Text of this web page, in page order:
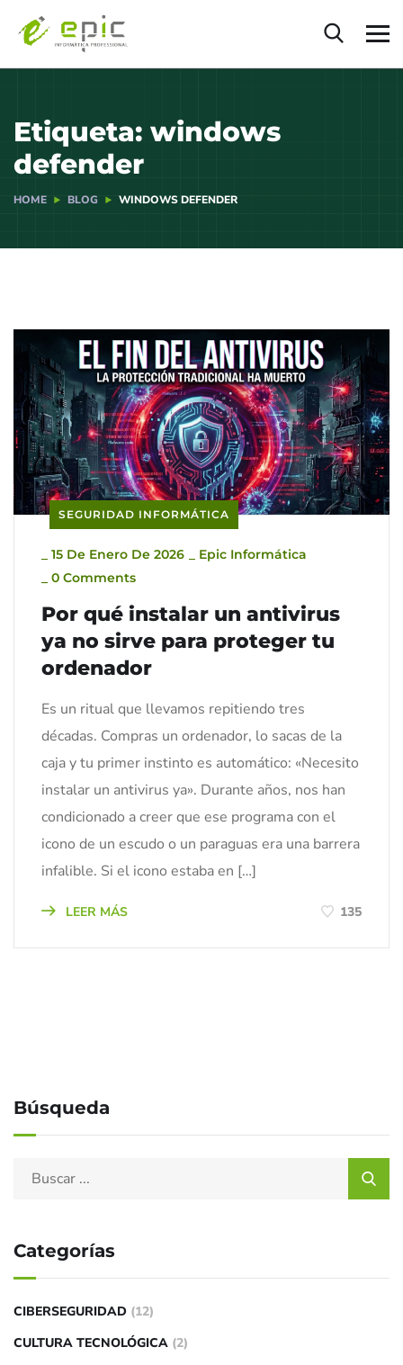
Etiqueta: windows
defender
HOME BLOG WINDOWS DEFENDER
SEGURIDAD INFORMÁTICA
15 De Enero De 2026
Epic Informática
0 Comments
Por qué instalar un antivirus
ya no sirve para proteger tu
ordenador
Es un ritual que llevamos repitiendo tres
décadas. Compras un ordenador, lo sacas de la
caja y tu primer instinto es automático: «Necesito
instalar un antivirus ya». Durante años, nos han
condicionado a creer que ese programa con el
icono de un escudo o un paraguas era una barrera
infalible. Si el icono estaba en […]
LEER MÁS 135
Búsqueda
Categorías
CIBERSEGURIDAD (12)
CULTURA TECNOLÓGICA (2)